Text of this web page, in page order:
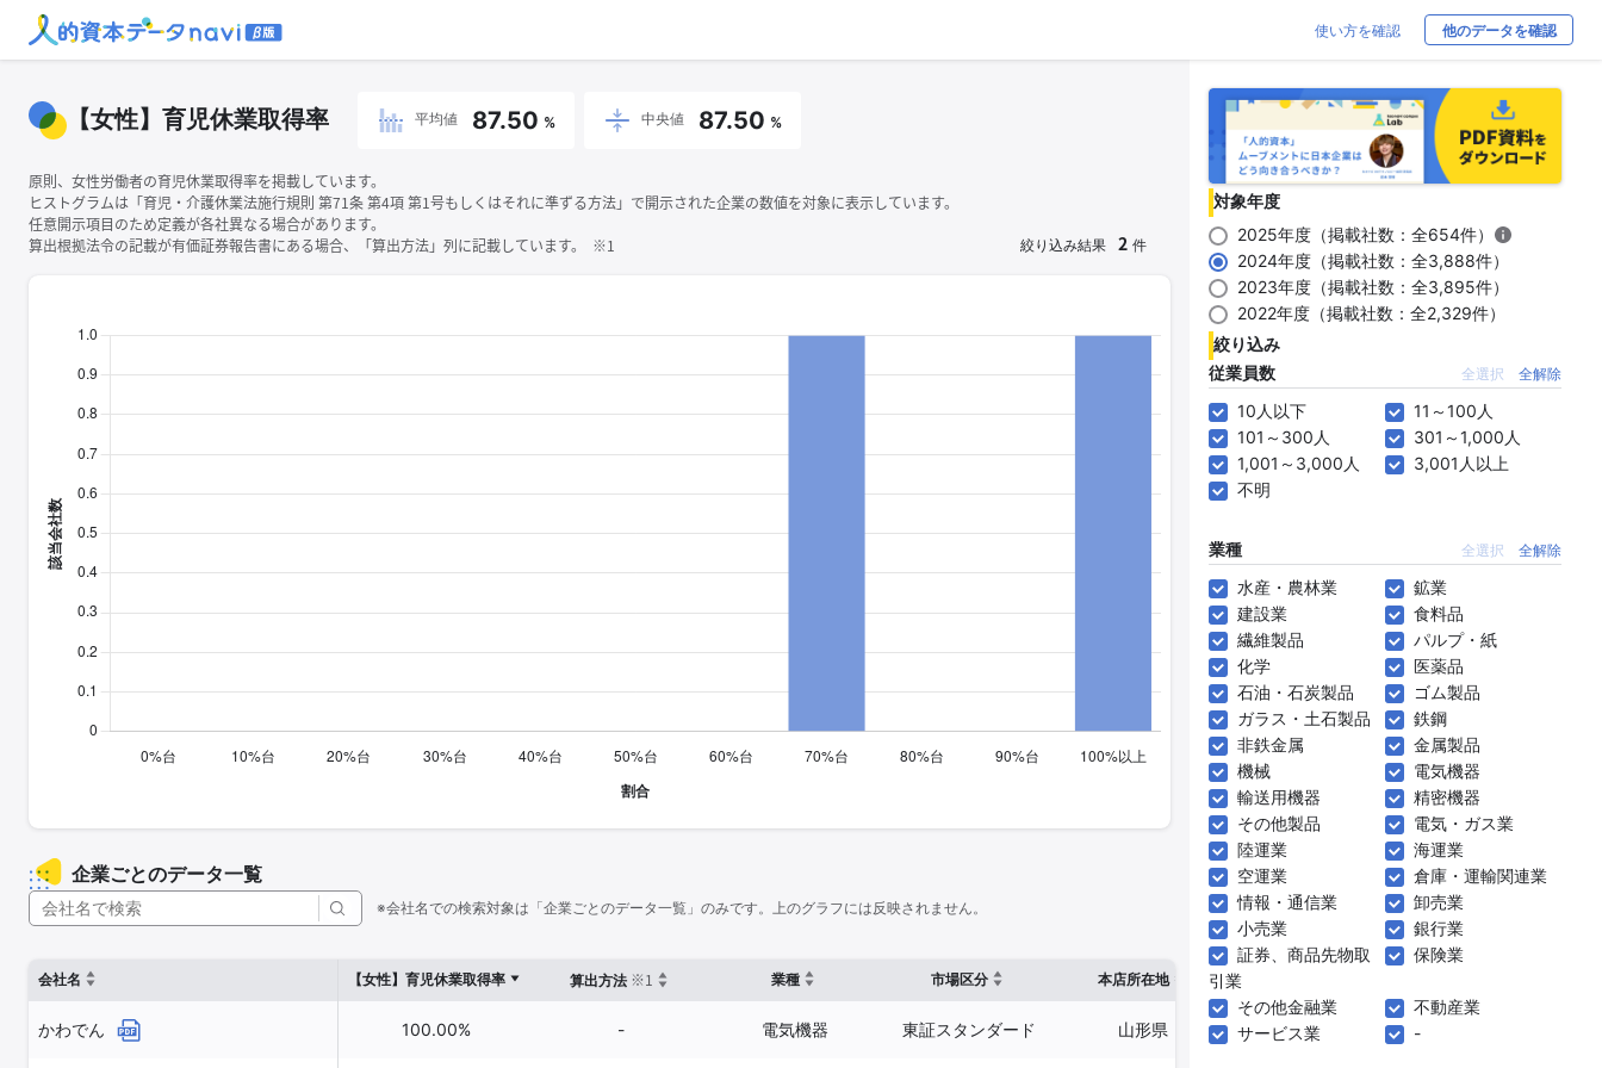
使い方を確認 他のデータを確認
【女性】育児休業取得率 平均値 87.50 % 中央値 87.50 %
原則、女性労働者の育児休業取得率を掲載しています。
ヒストグラムは「育児・介護休業法施行規則 第71条 第4項 第1号もしくはそれに準ずる方法」で開示された企業の数値を対象に表示しています。
任意開示項目のため定義が各社異なる場合があります。
算出根拠法令の記載が有価証券報告書にある場合、「算出方法」列に記載しています。 ※1
絞り込み結果 2 件
企業ごとのデータ一覧
※会社名での検索対象は「企業ごとのデータ一覧」のみです。上のグラフには反映されません。
会社名 【女性】育児休業取得率 算出方法 ※1 業種 市場区分 本店所在地
かわでん 100.00% - 電気機器 東証スタンダード 山形県 829人
対象年度
2025年度（掲載社数：全654件）
2024年度（掲載社数：全3,888件）
2023年度（掲載社数：全3,895件）
2022年度（掲載社数：全2,329件）
絞り込み
従業員数
全選択 全解除
10人以下
11～100人
101～300人
301～1,000人
1,001～3,000人
3,001人以上
不明
業種 全選択 全解除
水産・農林業
鉱業
建設業
食料品
繊維製品
パルプ・紙
化学
医薬品
石油・石炭製品
ゴム製品
ガラス・土石製品
鉄鋼
非鉄金属
金属製品
機械
電気機器
輸送用機器
精密機器
その他製品
電気・ガス業
陸運業
海運業
空運業
倉庫・運輸関連業
情報・通信業
卸売業
小売業
銀行業
証券、商品先物取
引業
保険業
その他金融業
不動産業
サービス業
-